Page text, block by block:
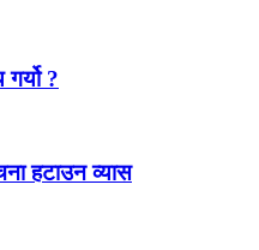
?
हटाउन व्यास